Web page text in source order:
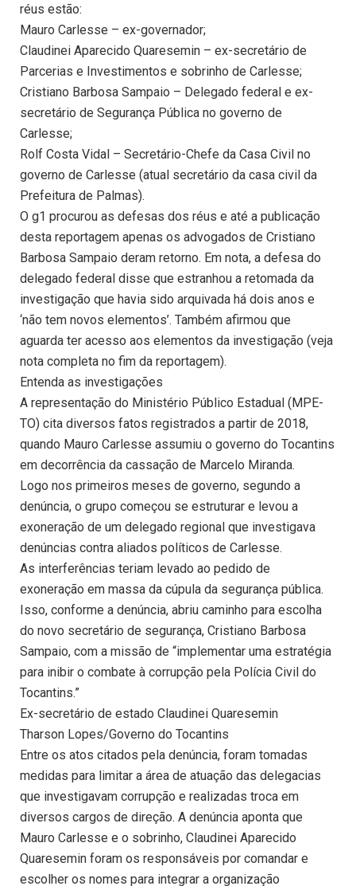
réus estão:
Mauro Carlesse – ex-governador;
Claudinei Aparecido Quaresemin – ex-secretário de
Parcerias e Investimentos e sobrinho de Carlesse;
Cristiano Barbosa Sampaio – Delegado federal e ex-
secretário de Segurança Pública no governo de
Carlesse;
Rolf Costa Vidal – Secretário-Chefe da Casa Civil no
governo de Carlesse (atual secretário da casa civil da
Prefeitura de Palmas).
O g1 procurou as defesas dos réus e até a publicação
desta reportagem apenas os advogados de Cristiano
Barbosa Sampaio deram retorno. Em nota, a defesa do
delegado federal disse que estranhou a retomada da
investigação que havia sido arquivada há dois anos e
‘não tem novos elementos’. Também afirmou que
aguarda ter acesso aos elementos da investigação (veja
nota completa no fim da reportagem).
Entenda as investigações
A representação do Ministério Público Estadual (MPE-
TO) cita diversos fatos registrados a partir de 2018,
quando Mauro Carlesse assumiu o governo do Tocantins
em decorrência da cassação de Marcelo Miranda.
Logo nos primeiros meses de governo, segundo a
denúncia, o grupo começou se estruturar e levou a
exoneração de um delegado regional que investigava
denúncias contra aliados políticos de Carlesse.
As interferências teriam levado ao pedido de
exoneração em massa da cúpula da segurança pública.
Isso, conforme a denúncia, abriu caminho para escolha
do novo secretário de segurança, Cristiano Barbosa
Sampaio, com a missão de “implementar uma estratégia
para inibir o combate à corrupção pela Polícia Civil do
Tocantins.”
Ex-secretário de estado Claudinei Quaresemin
Tharson Lopes/Governo do Tocantins
Entre os atos citados pela denúncia, foram tomadas
medidas para limitar a área de atuação das delegacias
que investigavam corrupção e realizadas troca em
diversos cargos de direção. A denúncia aponta que
Mauro Carlesse e o sobrinho, Claudinei Aparecido
Quaresemin foram os responsáveis por comandar e
escolher os nomes para integrar a organização